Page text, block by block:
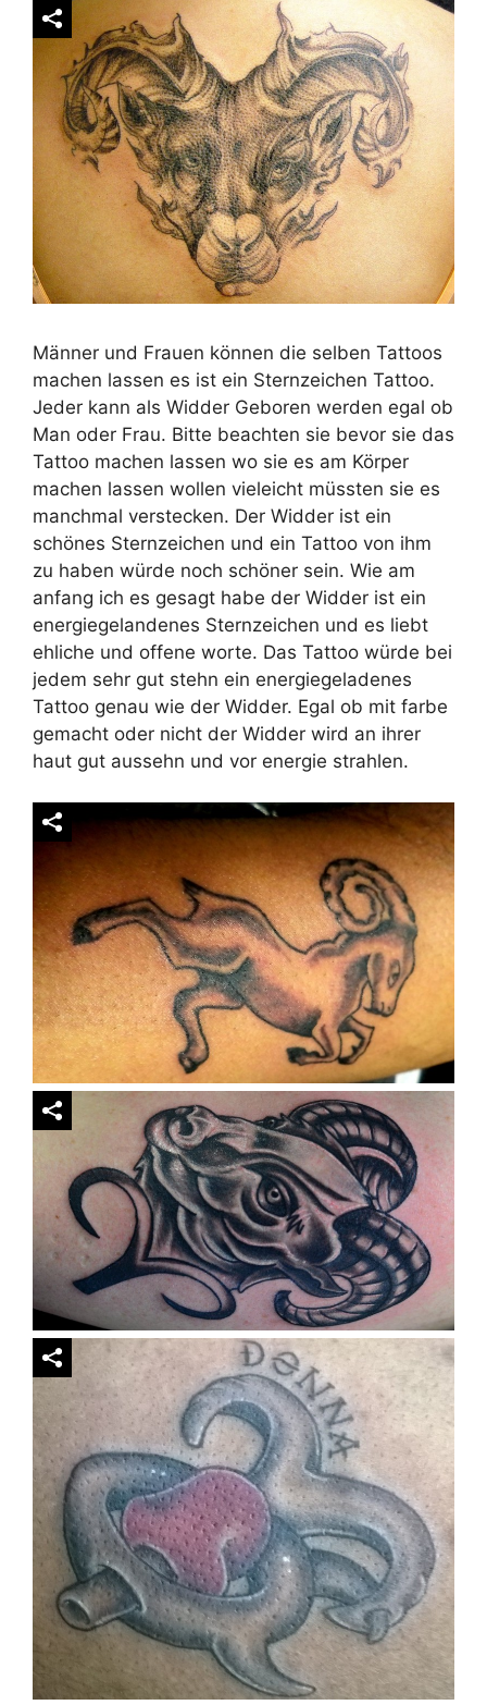
Männer und Frauen können die selben Tattoos
machen lassen es ist ein Sternzeichen Tattoo.
Jeder kann als Widder Geboren werden egal ob
Man oder Frau. Bitte beachten sie bevor sie das
Tattoo machen lassen wo sie es am Körper
machen lassen wollen vieleicht müssten sie es
manchmal verstecken. Der Widder ist ein
schönes Sternzeichen und ein Tattoo von ihm
zu haben würde noch schöner sein. Wie am
anfang ich es gesagt habe der Widder ist ein
energiegelandenes Sternzeichen und es liebt
ehliche und offene worte. Das Tattoo würde bei
jedem sehr gut stehn ein energiegeladenes
Tattoo genau wie der Widder. Egal ob mit farbe
gemacht oder nicht der Widder wird an ihrer
haut gut aussehn und vor energie strahlen.